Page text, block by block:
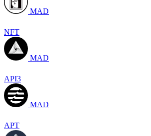
MAD
NFT
MAD
API3
MAD
APT